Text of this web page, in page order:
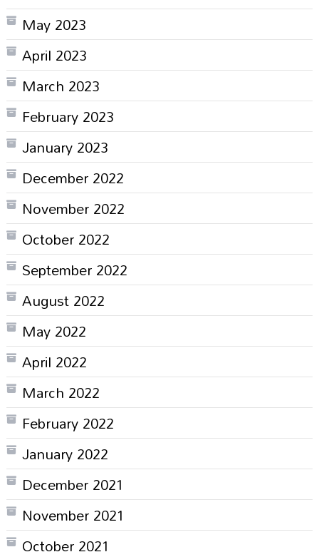
May 2023
April 2023
March 2023
February 2023
January 2023
December 2022
November 2022
October 2022
September 2022
August 2022
May 2022
April 2022
March 2022
February 2022
January 2022
December 2021
November 2021
October 2021